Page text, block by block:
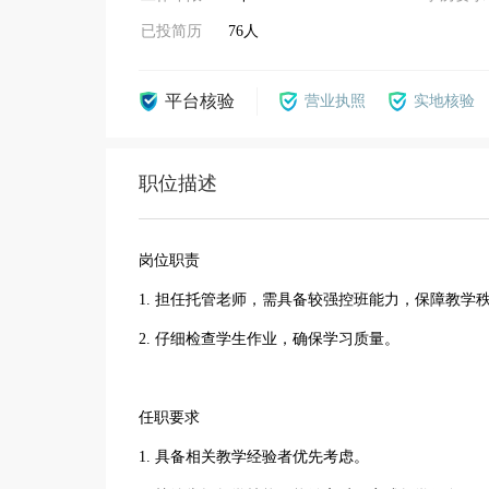
已投简历 76人
平台核验 营业执照 实地核验
职位描述
岗位职责
1. 担任托管老师，需具备较强控班能力，保障教学
2. 仔细检查学生作业，确保学习质量。
任职要求
1. 具备相关教学经验者优先考虑。